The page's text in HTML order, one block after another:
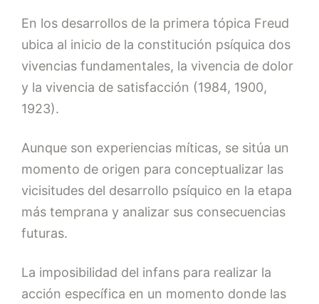
En los desarrollos de la primera tópica Freud
ubica al inicio de la constitución psíquica dos
vivencias fundamentales, la vivencia de dolor
y la vivencia de satisfacción (1984, 1900,
1923).
Aunque son experiencias míticas, se sitúa un
momento de origen para conceptualizar las
vicisitudes del desarrollo psíquico en la etapa
más temprana y analizar sus consecuencias
futuras.
La imposibilidad del infans para realizar la
acción específica en un momento donde las